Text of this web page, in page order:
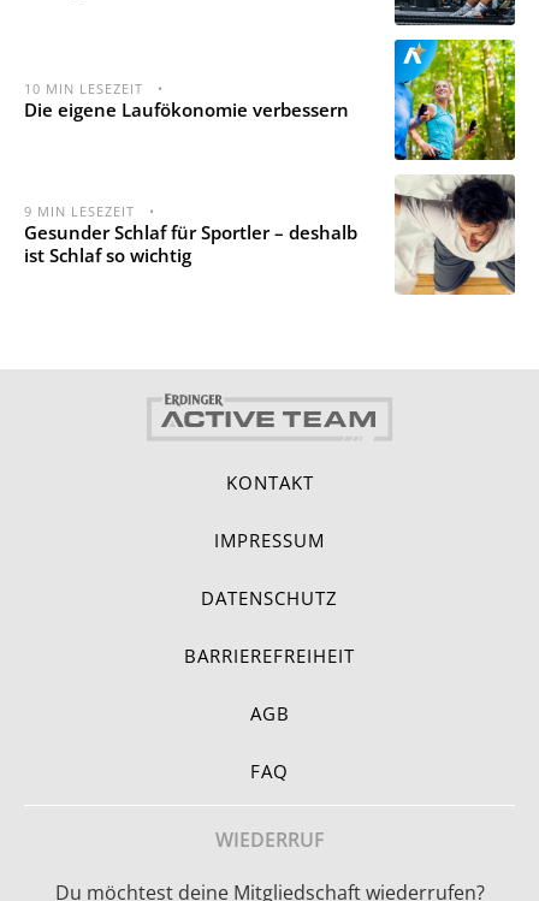
10 MIN LESEZEIT •
Die eigene Laufökonomie verbessern
9 MIN LESEZEIT •
Gesunder Schlaf für Sportler – deshalb
ist Schlaf so wichtig
KONTAKT
IMPRESSUM
DATENSCHUTZ
BARRIEREFREIHEIT
AGB
FAQ
WIEDERRUF
Du möchtest deine Mitgliedschaft wiederrufen?